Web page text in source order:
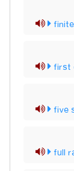
first
five
full